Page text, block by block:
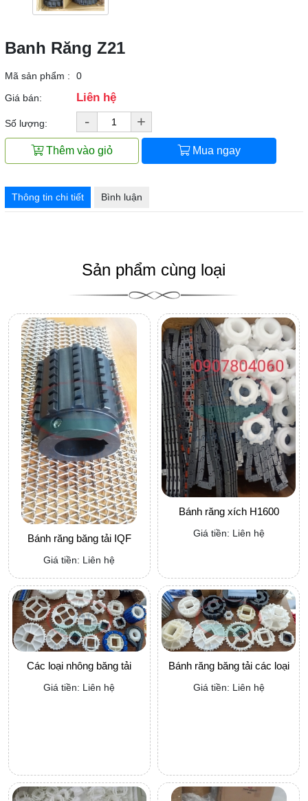
Banh Răng Z21
Mã sản phẩm :
0
Giá bán:
Liên hệ
Số lượng: - +
Thêm vào giỏ Mua ngay
Thông tin chi tiết Bình luận
Sản phẩm cùng loại
Bánh răng băng tải IQF
Giá tiền: Liên hệ
Bánh răng xích H1600
Giá tiền: Liên hệ
Các loại nhông băng tải
Giá tiền: Liên hệ
Bánh răng băng tải các loại
Giá tiền: Liên hệ